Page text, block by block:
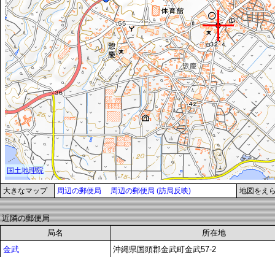
大きなマップ 周辺の郵便局 周辺の郵便局 (訪局反映) 地図をえ
近隣の郵便局
局名
所在地
金武
沖縄県国頭郡金武町金武57-2